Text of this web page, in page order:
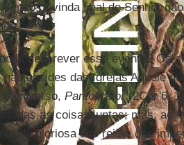
a vinda final do Senhor
descrever esse evento? Os
absides das Igrejas Aquele
universo, Pantokrátor(2Cor 6,
todas as coisas juntas; mas, ao
gloriosa dos reis e dos